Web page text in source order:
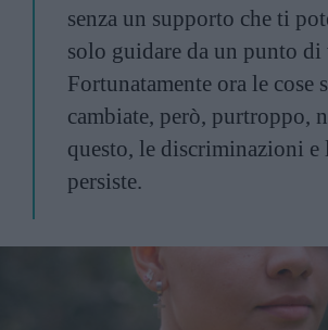
senza un supporto che ti
solo guidare da un punto
Fortunatamente ora le cose
cambiate, però, purtroppo,
questo, le discriminazioni e
persiste.